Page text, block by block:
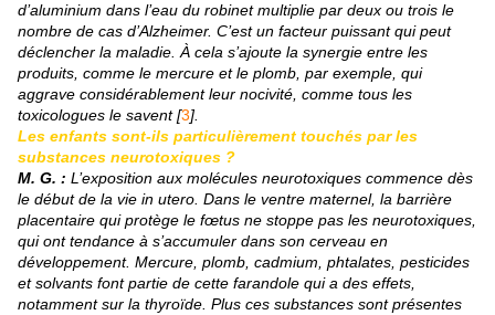
d’aluminium dans l’eau du robinet multiplie par deux ou trois le
nombre de cas d’Alzheimer. C’est un facteur puissant qui peut
déclencher la maladie. À cela s’ajoute la synergie entre les
produits, comme le mercure et le plomb, par exemple, qui
aggrave considérablement leur nocivité, comme tous les
toxicologues le savent [3].
Les enfants sont-ils particulièrement touchés par les
substances neurotoxiques ?
M. G. : L’exposition aux molécules neurotoxiques commence dès
le début de la vie in utero. Dans le ventre maternel, la barrière
placentaire qui protège le fœtus ne stoppe pas les neurotoxiques,
qui ont tendance à s’accumuler dans son cerveau en
développement. Mercure, plomb, cadmium, phtalates, pesticides
et solvants font partie de cette farandole qui a des effets,
notamment sur la thyroïde. Plus ces substances sont présentes